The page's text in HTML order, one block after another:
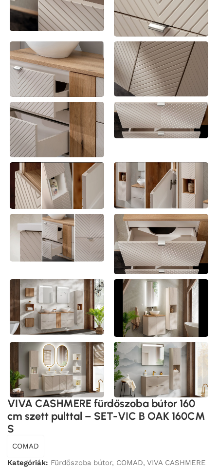
VIVA CASHMERE fürdőszoba bútor 160
cm szett pulttal – SET-VIC B OAK 160CM
S
COMAD
Kategóriák: Fürdőszoba bútor, COMAD, VIVA CASHMERE